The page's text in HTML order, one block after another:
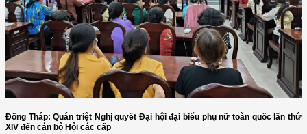
Đồng Tháp: Quán triệt Nghị quyết Đại hội đại biểu phụ nữ toàn quốc lần thứ
XIV đến cán bộ Hội các cấp